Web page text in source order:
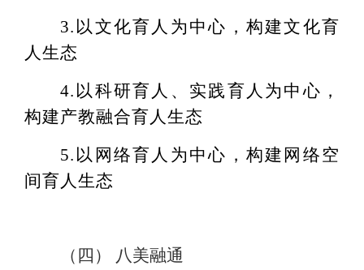
3.以文化育人为中心，构建文化育
人生态
4.以科研育人、实践育人为中心，
构建产教融合育人生态
5.以网络育人为中心，构建网络空
间育人生态
（四） 八美融通